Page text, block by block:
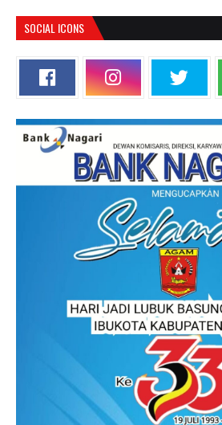
SOCIAL ICONS